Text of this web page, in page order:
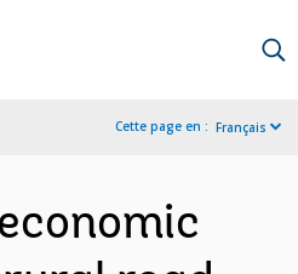
Cette page en : Français